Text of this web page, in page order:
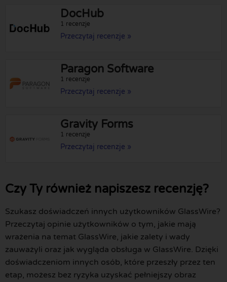
DocHub
1 recenzje
Przeczytaj recenzje »
Paragon Software
1 recenzje
Przeczytaj recenzje »
Gravity Forms
1 recenzje
Przeczytaj recenzje »
Czy Ty również napiszesz recenzję?
Szukasz doświadczeń innych użytkowników GlassWire?
Przeczytaj opinie użytkowników o tym, jakie mają
wrażenia na temat GlassWire, jakie zalety i wady
zauważyli oraz jak wygląda obsługa w GlassWire. Dzięki
doświadczeniom innych osób, które przeszły przez ten
etap, możesz bez ryzyka uzyskać pełniejszy obraz